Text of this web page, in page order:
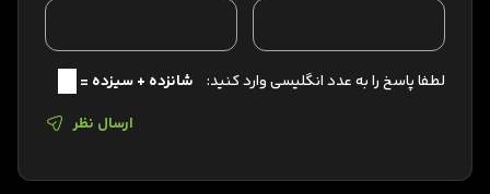
لطفا پاسخ را به عدد انگلیسی وارد کنید:
شانزده + سیزده =
ارسال نظر